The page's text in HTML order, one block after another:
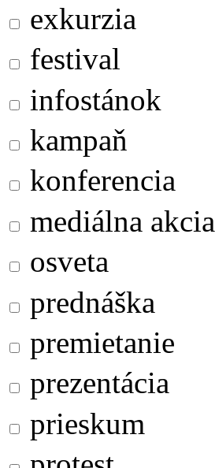
exkurzia
festival
infostánok
kampaň
konferencia
mediálna akcia
osveta
prednáška
premietanie
prezentácia
prieskum